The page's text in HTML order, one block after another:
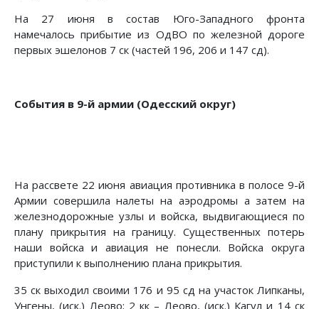
На 27 июня в состав Юго-Западного фронта
намечалось прибытие из ОдВО по железной дороге
первых эшелонов 7 ск (частей 196, 206 и 147 сд).
События в 9-й армии (Одесский округ)
На рассвете 22 июня авиация противника в полосе 9-й
Армии совершила налеты на аэродромы а затем на
железнодорожные узлы и вой­ска, выдвигающиеся по
плану прикрытия на границу. Существенных потерь
наши войска и авиация не по­несли. Войска округа
приступили к выполнению плана при­крытия.
35 ск выходил своими 176 и 95 сд на участок Липканы,
Унгены, (иск.) Леово; 2 кк – Леово, (иск.) Кагул и 14 ск